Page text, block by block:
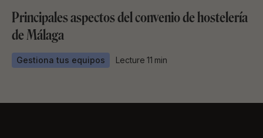
Principales aspectos del convenio de hostelería
de Málaga
Gestiona tus equipos Lecture 11 min